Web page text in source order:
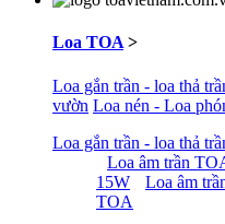
Loa TOA >
Loa gắn trần - loa thả
vườn Loa nén - Loa
Loa gắn trần - loa thả
Loa âm trần
15W
Loa âm
TOA